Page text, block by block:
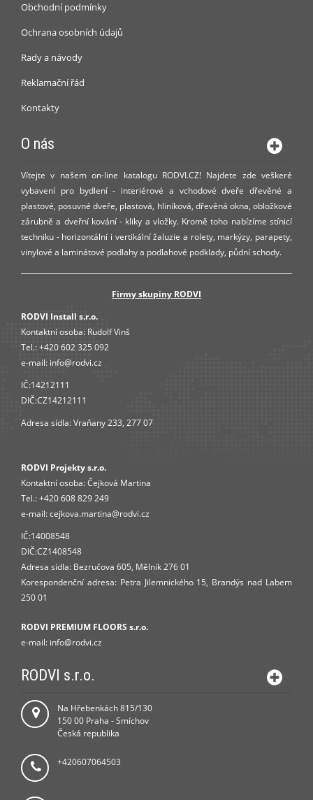
Obchodní podmínky
Ochrana osobních údajů
Rady a návody
Reklamační řád
Kontakty
O nás
Vítejte v našem on-line katalogu RODVI.CZ! Najdete zde veškeré
vybavení pro bydlení - interiérové a vchodové dveře dřevěné a
plastové, posuvné dveře, plastová, hliníková, dřevěná okna, obložkové
zárubně a dveřní kování - kliky a vložky. Kromě toho nabízíme stínicí
techniku - horizontální i vertikální žaluzie a rolety, markýzy, parapety,
vinylové a laminátové podlahy a podlahové podklady, půdní schody.
Firmy skupiny RODVI
RODVI Install s.r.o.
Kontaktní osoba: Rudolf Vinš
Tel.:+420 602 325 092
e-mail: info@rodvi.cz
IČ:14212111
DIČ:CZ14212111
Adresa sídla: Vraňany 233, 277 07
RODVI Projekty s.r.o.
Kontaktní osoba:Čejková Martina
Tel.:+420 608 829 249
e-mail:cejkova.martina@rodvi.cz
IČ:14008548
DIČ:CZ1408548
Adresa sídla: Bezručova 605, Mělník 276 01
Korespondenční adresa: Petra Jilemnického 15, Brandýs nad Labem
250 01
RODVI PREMIUM FLOORS s.r.o.
e-mail: info@rodvi.cz
RODVI s.r.o.
Na Hřebenkách 815/130
150 00 Praha - Smíchov
Česká republika
+420607064503